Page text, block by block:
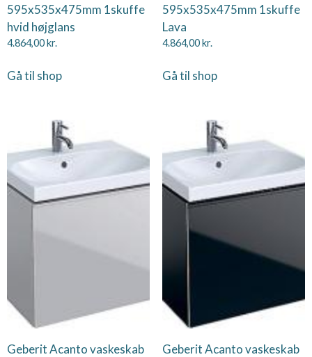
595x535x475mm 1skuffe
hvid højglans
4.864,00kr.
Gå til shop
595x535x475mm 1skuffe
Lava
4.864,00kr.
Gå til shop
Geberit Acanto vaskeskab
Geberit Acanto vaskeskab